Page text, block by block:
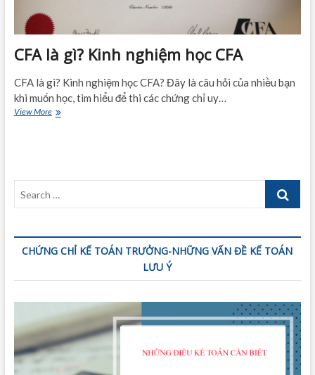
CFA là gì? Kinh nghiệm học CFA
CFA là gì? Kinh nghiệm học CFA? Đây là câu hỏi của nhiều bạn
khi muốn học, tìm hiểu để thi các chứng chỉ uy…
View MoreCFA
Search
CHỨNG CHỈ KẾ TOÁN TRƯỞNG-NHỮNG VẤN ĐỀ KẾ TOÁN
LƯU Ý